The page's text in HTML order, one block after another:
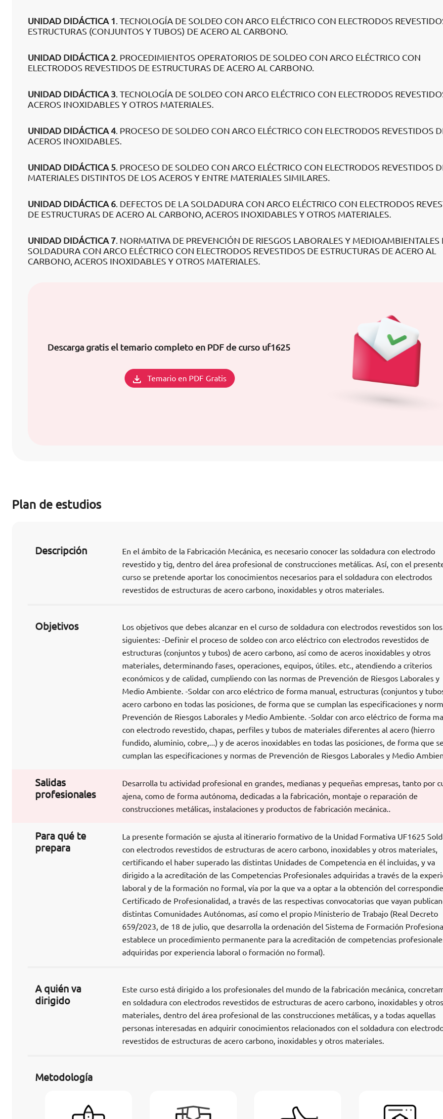
UNIDAD DIDÁCTICA 1. TECNOLOGÍA DE SOLDEO CON ARCO ELÉCTRICO CON ELECTRODOS
ESTRUCTURAS (CONJUNTOS Y TUBOS) DE ACERO AL CARBONO.
UNIDAD DIDÁCTICA 2. PROCEDIMIENTOS OPERATORIOS DE SOLDEO CON ARCO ELÉCTRICO CON
ELECTRODOS REVESTIDOS DE ESTRUCTURAS DE ACERO AL CARBONO.
UNIDAD DIDÁCTICA 3. TECNOLOGÍA DE SOLDEO CON ARCO ELÉCTRICO CON ELECTRODOS
ACEROS INOXIDABLES Y OTROS MATERIALES.
UNIDAD DIDÁCTICA 4. PROCESO DE SOLDEO CON ARCO ELÉCTRICO CON ELECTRODOS REVESTIDOS
ACEROS INOXIDABLES.
UNIDAD DIDÁCTICA 5. PROCESO DE SOLDEO CON ARCO ELÉCTRICO CON ELECTRODOS REVESTIDOS
MATERIALES DISTINTOS DE LOS ACEROS Y ENTRE MATERIALES SIMILARES.
UNIDAD DIDÁCTICA 6. DEFECTOS DE LA SOLDADURA CON ARCO ELÉCTRICO CON ELECTRODOS
DE ESTRUCTURAS DE ACERO AL CARBONO, ACEROS INOXIDABLES Y OTROS MATERIALES.
UNIDAD DIDÁCTICA 7. NORMATIVA DE PREVENCIÓN DE RIESGOS LABORALES Y MEDIOAMBIENTALES
SOLDADURA CON ARCO ELÉCTRICO CON ELECTRODOS REVESTIDOS DE ESTRUCTURAS DE ACERO AL
CARBONO, ACEROS INOXIDABLES Y OTROS MATERIALES.
Descarga gratis el temario completo en PDF de curso uf1625
Temario en PDF Gratis
Plan de estudios
Descripción
En el ámbito de la Fabricación Mecánica, es necesario conocer las soldadura con electrodo
revestido y tig, dentro del área profesional de construcciones metálicas. Así, con el
curso se pretende aportar los conocimientos necesarios para el soldadura con electrodos
revestidos de estructuras de acero carbono, inoxidables y otros materiales.
Objetivos
Los objetivos que debes alcanzar en el curso de soldadura con electrodos revestidos son los
siguientes: -Definir el proceso de soldeo con arco eléctrico con electrodos revestidos de
estructuras (conjuntos y tubos) de acero carbono, así como de aceros inoxidables y otros
materiales, determinando fases, operaciones, equipos, útiles. etc., atendiendo a criterios
económicos y de calidad, cumpliendo con las normas de Prevención de Riesgos Laborales y
Medio Ambiente. -Soldar con arco eléctrico de forma manual, estructuras (conjuntos y
acero carbono en todas las posiciones, de forma que se cumplan las especificaciones y
Prevención de Riesgos Laborales y Medio Ambiente. -Soldar con arco eléctrico de forma
con electrodo revestido, chapas, perfiles y tubos de materiales diferentes al acero (hierro
fundido, aluminio, cobre,...) y de aceros inoxidables en todas las posiciones, de forma que
cumplan las especificaciones y normas de Prevención de Riesgos Laborales y Medio
Salidas
profesionales
Desarrolla tu actividad profesional en grandes, medianas y pequeñas empresas, tanto por
ajena, como de forma autónoma, dedicadas a la fabricación, montaje o reparación de
construcciones metálicas, instalaciones y productos de fabricación mecánica..
Para qué te
prepara
La presente formación se ajusta al itinerario formativo de la Unidad Formativa UF1625
con electrodos revestidos de estructuras de acero carbono, inoxidables y otros materiales,
certificando el haber superado las distintas Unidades de Competencia en él incluidas, y va
dirigido a la acreditación de las Competencias Profesionales adquiridas a través de la
laboral y de la formación no formal, vía por la que va a optar a la obtención del
Certificado de Profesionalidad, a través de las respectivas convocatorias que vayan
distintas Comunidades Autónomas, así como el propio Ministerio de Trabajo (Real Decreto
659/2023, de 18 de julio, que desarrolla la ordenación del Sistema de Formación
establece un procedimiento permanente para la acreditación de competencias
adquiridas por experiencia laboral o formación no formal).
A quién va
dirigido
Este curso está dirigido a los profesionales del mundo de la fabricación mecánica,
en soldadura con electrodos revestidos de estructuras de acero carbono, inoxidables y otros
materiales, dentro del área profesional de las construcciones metálicas, y a todas aquellas
personas interesadas en adquirir conocimientos relacionados con el soldadura con
revestidos de estructuras de acero carbono, inoxidables y otros materiales.
Metodología